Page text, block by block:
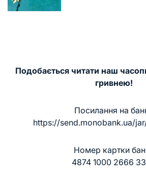
Подобається читати наш
гривнею!
Посилання на
https://send.monobank.ua/
Номер картки
4874 1000 2666